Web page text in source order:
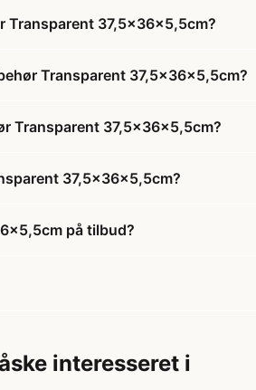
Transparent 37,5x36x5,5cm?
Transparent 37,5x36x5,5cm?
Transparent 37,5x36x5,5cm?
37,5x36x5,5cm?
på tilbud?
interesseret i